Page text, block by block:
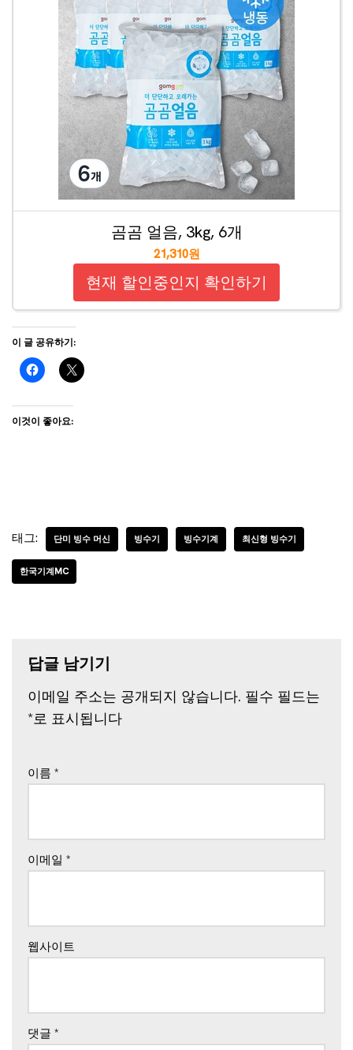
곰곰 얼음, 3kg, 6개
21,310원
현재 할인중인지 확인하기
이 글 공유하기:
이것이 좋아요:
태그: 단미 빙수 머신 빙수기 빙수기계 최신형 빙수기
한국기계MC
답글 남기기
이메일 주소는 공개되지 않습니다. 필수 필드는
*로 표시됩니다
이름 *
이메일 *
웹사이트
댓글 *